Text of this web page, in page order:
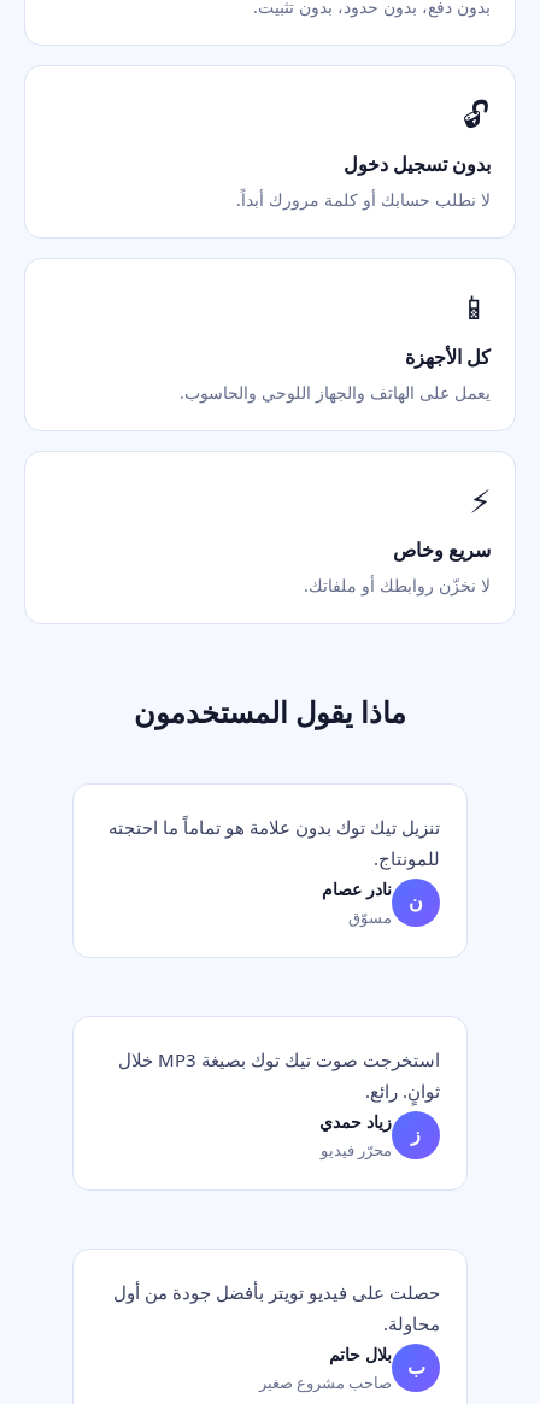
بدون دفع، بدون حدود، بدون تثبيت.
🔓
بدون تسجيل دخول
لا نطلب حسابك أو كلمة مرورك أبداً.
📱
كل الأجهزة
يعمل على الهاتف والجهاز اللوحي والحاسوب.
⚡
سريع وخاص
لا نخزّن روابطك أو ملفاتك.
ماذا يقول المستخدمون
تنزيل تيك توك بدون علامة هو تماماً ما احتجته
للمونتاج.
ن نادر عصام
مسوّق
استخرجت صوت تيك توك بصيغة MP3 خلال
ثوانٍ. رائع.
ز زياد حمدي
محرّر فيديو
حصلت على فيديو تويتر بأفضل جودة من أول
محاولة.
ب بلال حاتم
صاحب مشروع صغير